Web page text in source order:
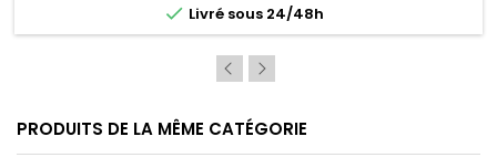
 Livré sous 24/48h
PRODUITS DE LA MÊME CATÉGORIE